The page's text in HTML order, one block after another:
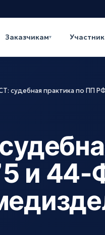
Заказчикам▾
судебная практика по ПП
и